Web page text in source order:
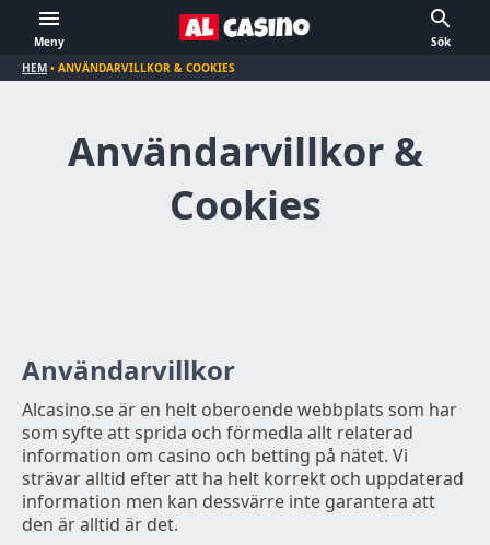
Meny
Sök
HEM • ANVÄNDARVILLKOR & COOKIES
Användarvillkor &
Cookies
Användarvillkor
Alcasino.se är en helt oberoende webbplats som har
som syfte att sprida och förmedla allt relaterad
information om casino och betting på nätet. Vi
strävar alltid efter att ha helt korrekt och uppdaterad
information men kan dessvärre inte garantera att
den är alltid är det.